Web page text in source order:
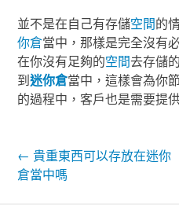
並不是在自己有存儲空間的
你倉當中，那樣是完全沒有
在你沒有足夠的空間去存儲
到迷你倉當中，這樣會為你
的過程中，客戶也是需要提
Post navigation
← 貴重東西可以存放在迷你
倉當中嗎